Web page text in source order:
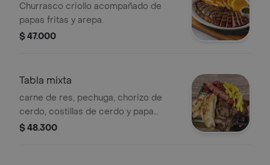
Churrasco criollo acompañado de
papas fritas y arepa.
$ 47.000
Tabla mixta
carne de res, pechuga, chorizo de
cerdo, costillas de cerdo y papa
francesa
$ 48.300